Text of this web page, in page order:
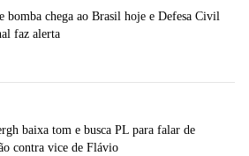
bomba chega ao Brasil hoje e Defesa Civil
faz alerta
baixa tom e busca PL para falar de
contra vice de Flávio